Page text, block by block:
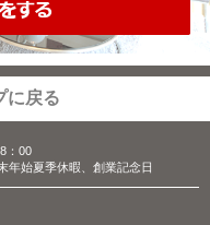
に戻る
：00
年始夏季休暇、創業記念日